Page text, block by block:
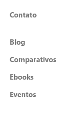
Contato
Blog
Comparativos
Ebooks
Eventos